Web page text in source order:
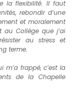
la flexibilité. Il faut
rebondir d’une
et moralement
au Collège que j’ai
au stress et
terme.
m’a frappé, c’est la
de la Chapelle